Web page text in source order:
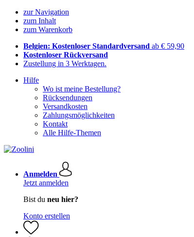
zur Navigation
zum Inhalt
zum Warenkorb
Belgien: Kostenloser Standardversand ab € 59,90
Kostenloser Rückversand
Zustellung in 3 Werktagen.
Hilfe
Wo ist meine Bestellung?
Rücksendungen
Versandkosten
Zahlungsmöglichkeiten
Kontakt
Alle Hilfe-Themen
Anmelden
Jetzt anmelden
Bist du neu hier?
Konto erstellen